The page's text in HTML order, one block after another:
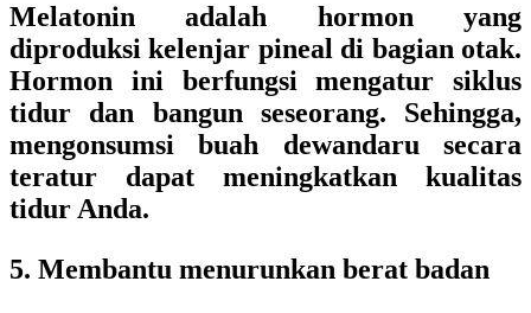
Melatonin adalah hormon yang
diproduksi kelenjar pineal di bagian otak.
Hormon ini berfungsi mengatur siklus
tidur dan bangun seseorang. Sehingga,
mengonsumsi buah dewandaru secara
teratur dapat meningkatkan kualitas
tidur Anda.
5. Membantu menurunkan berat badan